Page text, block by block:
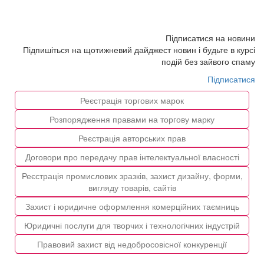
Підписатися на новини
Підпишіться на щотижневий дайджест новин і будьте в курсі
подій без зайвого спаму
Підписатися
Реєстрація торгових марок
Розпорядження правами на торгову марку
Реєстрація авторських прав
Договори про передачу прав інтелектуальної власності
Реєстрація промислових зразків, захист дизайну, форми,
вигляду товарів, сайтів
Захист і юридичне оформлення комерційних таємниць
Юридичні послуги для творчих і технологічних індустрій
Правовий захист від недобросовісної конкуренції